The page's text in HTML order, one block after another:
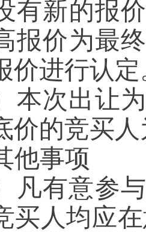
有新的报
报价为最
价进行认定
本次出让
价的竞买
他事项
凡有意参
买人均应